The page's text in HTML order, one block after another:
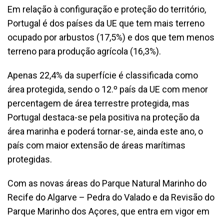
Em relação à configuração e proteção do território,
Portugal é dos países da UE que tem mais terreno
ocupado por arbustos (17,5%) e dos que tem menos
terreno para produção agrícola (16,3%).
Apenas 22,4% da superfície é classificada como
área protegida, sendo o 12.º país da UE com menor
percentagem de área terrestre protegida, mas
Portugal destaca-se pela positiva na proteção da
área marinha e poderá tornar-se, ainda este ano, o
país com maior extensão de áreas marítimas
protegidas.
Com as novas áreas do Parque Natural Marinho do
Recife do Algarve – Pedra do Valado e da Revisão do
Parque Marinho dos Açores, que entra em vigor em